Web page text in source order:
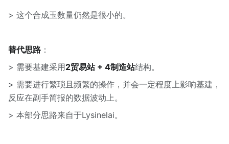
> 这个合成玉数量仍然是很小的。
替代思路 ：
> 需要基建采用2贸易站 + 4制造站结构。
> 需要进行繁琐且频繁的操作，并会一定程度上影响基建，
反应在副手简报的数据波动上。
> 本部分思路来自于Lysinelai。